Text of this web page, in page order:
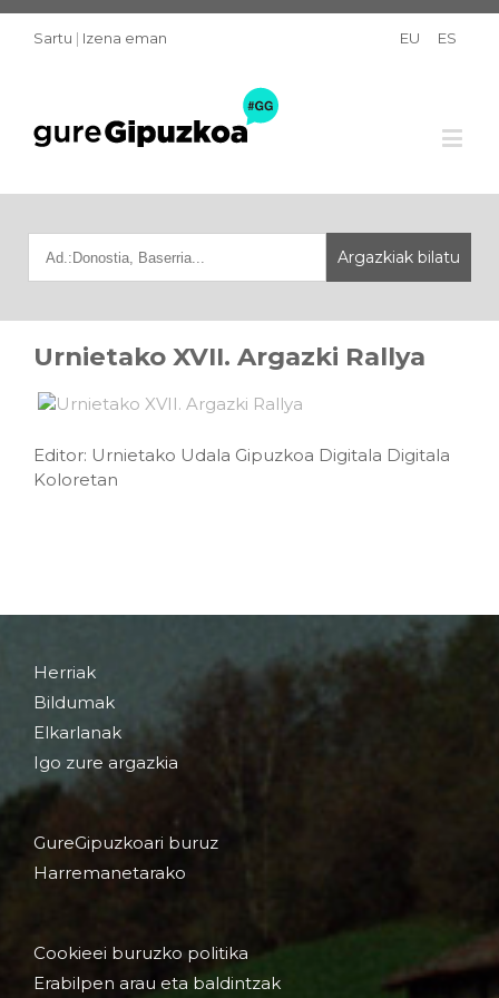
Sartu | Izena eman EU ES
Urnietako XVII. Argazki Rallya
Editor: Urnietako Udala Gipuzkoa Digitala Digitala
Koloretan
Herriak
Bildumak
Elkarlanak
Igo zure argazkia
GureGipuzkoari buruz
Harremanetarako
Cookieei buruzko politika
Erabilpen arau eta baldintzak